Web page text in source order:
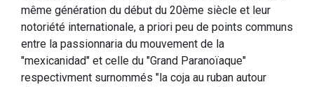
même génération du début du 20ème siècle et leur
notoriété internationale, a priori peu de points communs
entre la passionnaria du mouvement de la
"mexicanidad" et celle du "Grand Paranoïaque"
respectivment surnommés "la coja au ruban autour